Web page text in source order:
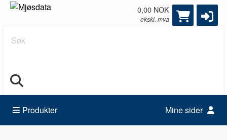
0,00 NOK
ekskl. mva
Søk
Produkter Mine sider